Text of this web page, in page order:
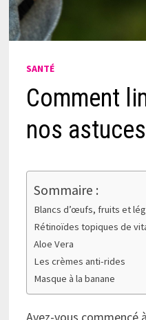
SANTÉ
Comment
nos astuces
Sommaire :
Blancs d’œufs, fruits et
Rétinoïdes topiques de
Aloe Vera
Les crèmes anti-rides
Masque à la banane